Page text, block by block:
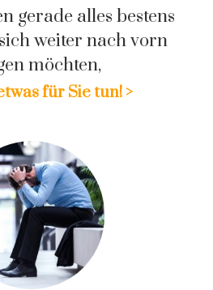
gerade alles bestens
weiter nach vorn
möchten,
für Sie tun! >